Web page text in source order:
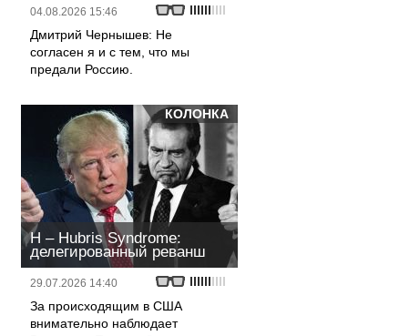
04.08.2026 15:46
Дмитрий Чернышев: Не
согласен я и с тем, что мы
предали Россию.
КОЛОНКА
H – Hubris Syndrome:
делегированный реванш
29.07.2026 14:40
За происходящим в США
внимательно наблюдает